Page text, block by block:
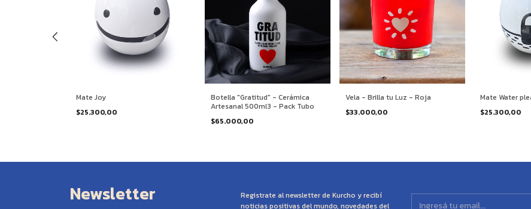
Mate Joy
$25.300,00
Botella "Gratitud" - Cerámica
Artesanal 500ml3 - Pack Tubo
$65.000,00
Vela - Brilla tu Luz - Roja
$33.000,00
Mate Water
$25.300,00
Newsletter
Registrate al newsletter de Kurcho y recibí
noticias positivas del mundo, novedades del